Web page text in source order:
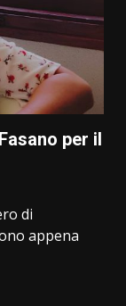
per il
di
appena